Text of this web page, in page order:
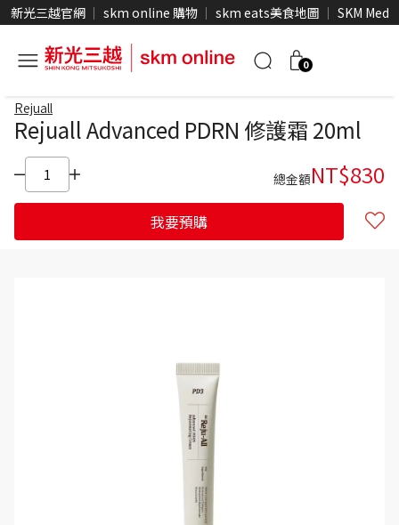
新光三越官網 skm online 購物 skm eats美食地圖 SKM Media
0
Rejuall
Rejuall Advanced PDRN 修護霜 20ml
總金額NT$830
我要預購